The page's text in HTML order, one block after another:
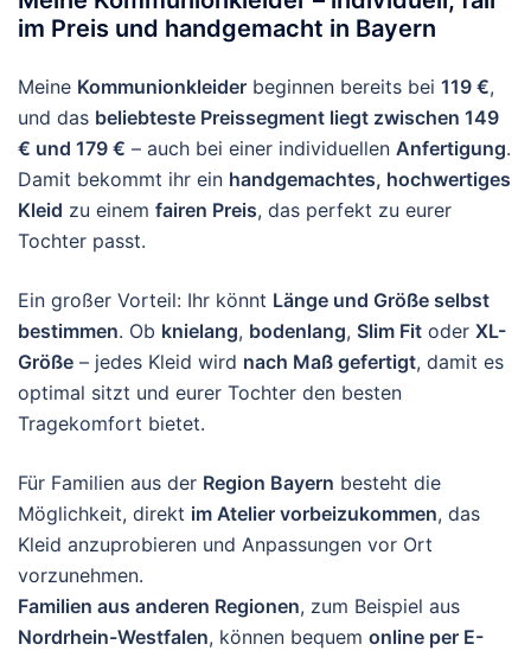
im Preis und handgemacht in Bayern
Meine Kommunionkleider beginnen bereits bei 119 €,
und das beliebteste Preissegment liegt zwischen 149
€ und 179 € – auch bei einer individuellen Anfertigung.
Damit bekommt ihr ein handgemachtes, hochwertiges
Kleid zu einem fairen Preis, das perfekt zu eurer
Tochter passt.
Ein großer Vorteil: Ihr könnt Länge und Größe selbst
bestimmen. Ob knielang, bodenlang, Slim Fit oder XL-
Größe – jedes Kleid wird nach Maß gefertigt, damit es
optimal sitzt und eurer Tochter den besten
Tragekomfort bietet.
Für Familien aus der Region Bayern besteht die
Möglichkeit, direkt im Atelier vorbeizukommen, das
Kleid anzuprobieren und Anpassungen vor Ort
vorzunehmen.
Familien aus anderen Regionen, zum Beispiel aus
Nordrhein-Westfalen, können bequem online per E-